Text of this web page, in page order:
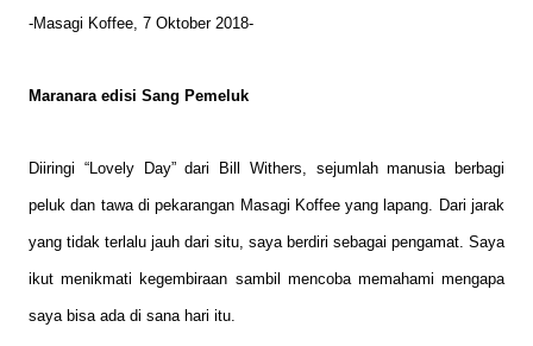
-Masagi Koffee, 7 Oktober 2018-
Maranara edisi Sang Pemeluk
Diiringi “Lovely Day” dari Bill Withers, sejumlah manusia berbagi
peluk dan tawa di pekarangan Masagi Koffee yang lapang. Dari jarak
yang tidak terlalu jauh dari situ, saya berdiri sebagai pengamat. Saya
ikut menikmati kegembiraan sambil mencoba memahami mengapa
saya bisa ada di sana hari itu.